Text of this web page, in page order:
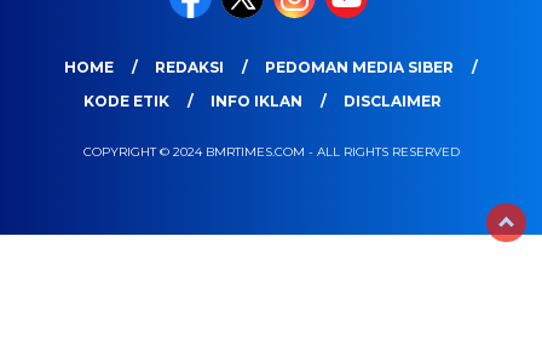
HOME REDAKSI
PEDOMAN MEDIA SIBER
KODE ETIK
INFO IKLAN DISCLAIMER
COPYRIGHT © 2024 BMRTIMES.COM - ALL RIGHTS RESERVED